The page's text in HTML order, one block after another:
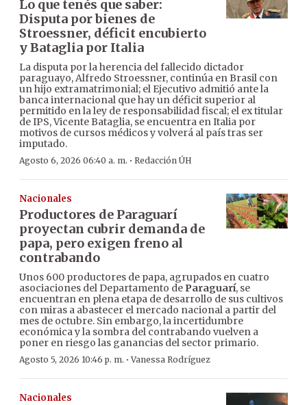
Lo que tenés que saber:
Disputa por bienes de
Stroessner, déficit encubierto
y Bataglia por Italia
La disputa por la herencia del fallecido dictador
paraguayo, Alfredo Stroessner, continúa en Brasil con
un hijo extramatrimonial; el Ejecutivo admitió ante la
banca internacional que hay un déficit superior al
permitido en la ley de responsabilidad fiscal; el ex titular
de IPS, Vicente Bataglia, se encuentra en Italia por
motivos de cursos médicos y volverá al país tras ser
imputado.
Agosto 6, 2026 06:40 a. m. · Redacción ÚH
Nacionales
Productores de Paraguarí
proyectan cubrir demanda de
papa, pero exigen freno al
contrabando
Unos 600 productores de papa, agrupados en cuatro
asociaciones del Departamento de Paraguarí, se
encuentran en plena etapa de desarrollo de sus cultivos
con miras a abastecer el mercado nacional a partir del
mes de octubre. Sin embargo, la incertidumbre
económica y la sombra del contrabando vuelven a
poner en riesgo las ganancias del sector primario.
Agosto 5, 2026 10:46 p. m. ·Vanessa Rodríguez
Nacionales